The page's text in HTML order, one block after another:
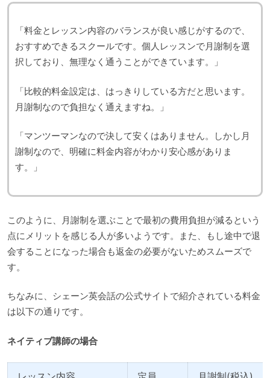
「料金とレッスン内容のバランスが良い感じがするので、
おすすめできるスクールです。個人レッスンで月謝制を選
択しており、無理なく通うことができています。」
「比較的料金設定は、はっきりしている方だと思います。
月謝制なので負担なく通えますね。」
「マンツーマンなので決して安くはありません。しかし月
謝制なので、明確に料金内容がわかり安心感がありま
す。」
このように、月謝制を選ぶことで最初の費用負担が減るという
点にメリットを感じる人が多いようです。また、もし途中で退
会することになった場合も返金の必要がないためスムーズで
す。
ちなみに、シェーン英会話の公式サイトで紹介されている料金
は以下の通りです。
ネイティブ講師の場合